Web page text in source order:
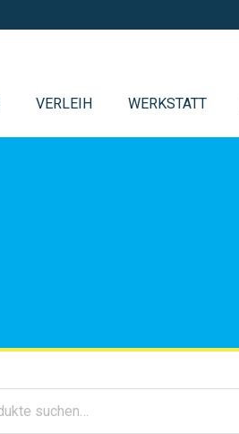
VERLEIH WERKSTATT